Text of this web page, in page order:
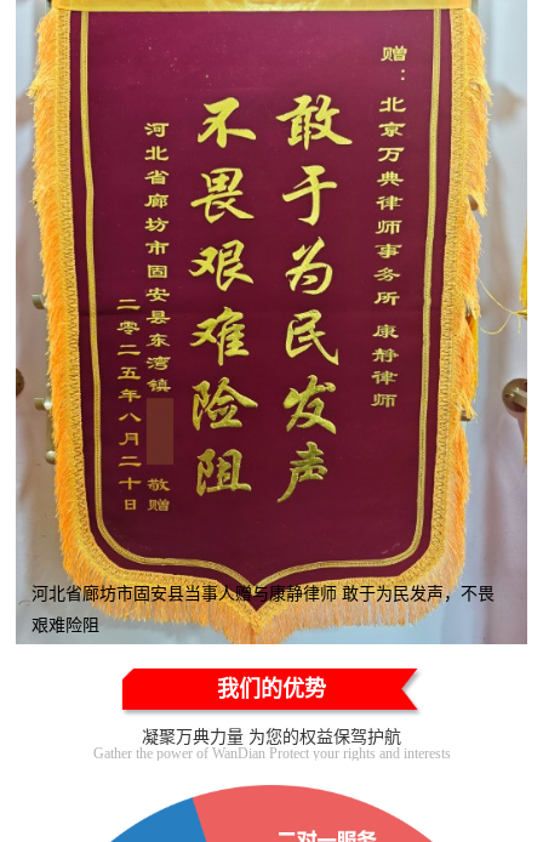
河北省廊坊市固安县当事人赠与康静律师 敢于为民发声，不畏
艰难险阻
我们的优势
凝聚万典力量 为您的权益保驾护航
Gather the power of WanDian Protect your rights and interests